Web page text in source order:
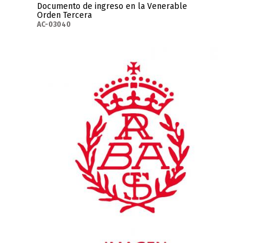
Documento de ingreso en la Venerable
Orden Tercera
AC-03040